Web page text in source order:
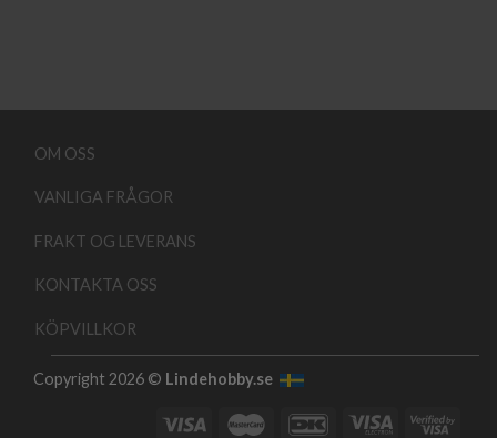
OM OSS
VANLIGA FRÅGOR
FRAKT OG LEVERANS
KONTAKTA OSS
KÖPVILLKOR
Copyright 2026 © Lindehobby.se